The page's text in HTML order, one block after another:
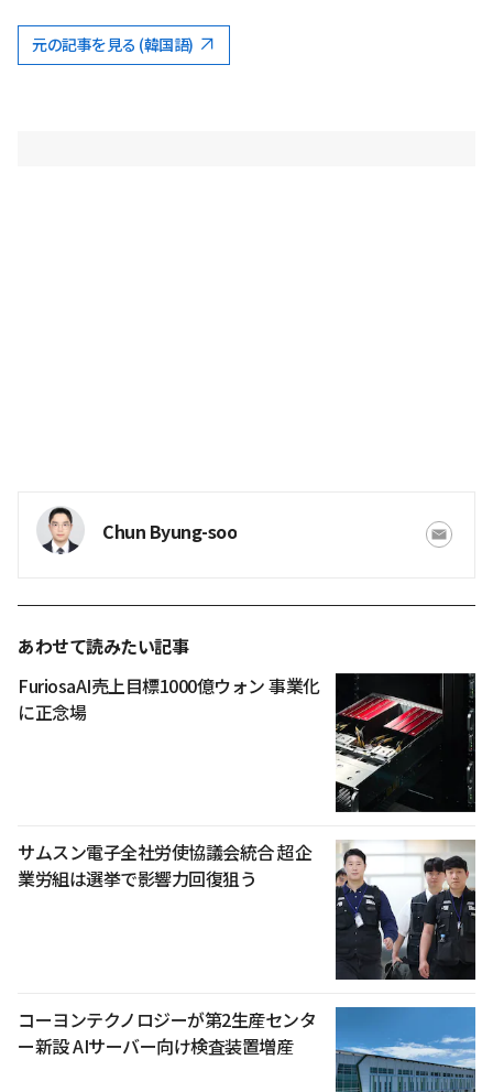
元の記事を見る (韓国語)
Chun Byung-soo
あわせて読みたい記事
FuriosaAI売上目標1000億ウォン 事業化
に正念場
サムスン電子全社労使協議会統合 超企
業労組は選挙で影響力回復狙う
コーヨンテクノロジーが第2生産センタ
ー新設 AIサーバー向け検査装置増産